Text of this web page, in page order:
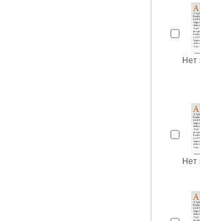
Нет
Нет